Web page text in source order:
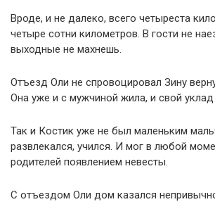
Вроде, и не далеко, всего четыреста
четыре сотни километров. В гости не
выходные не махнешь.
Отъезд Оли не спровоцировал Зину
Она уже и с мужчиной жила, и свой
Так и Костик уже не был маленьким
развлекался, учился. И мог в любой
родителей появлением невесты.
С отъездом Оли дом казался